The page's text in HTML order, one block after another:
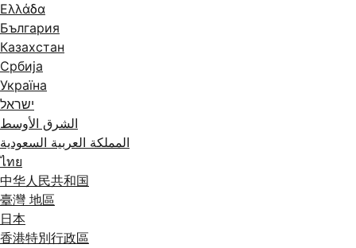
Ελλάδα
България
Казахстан
Србија
Україна
ישראל
الشرق الأوسط
المملكة العربية السعودية
ไทย
中华人民共和国
臺灣 地區
日本
香港特別行政區